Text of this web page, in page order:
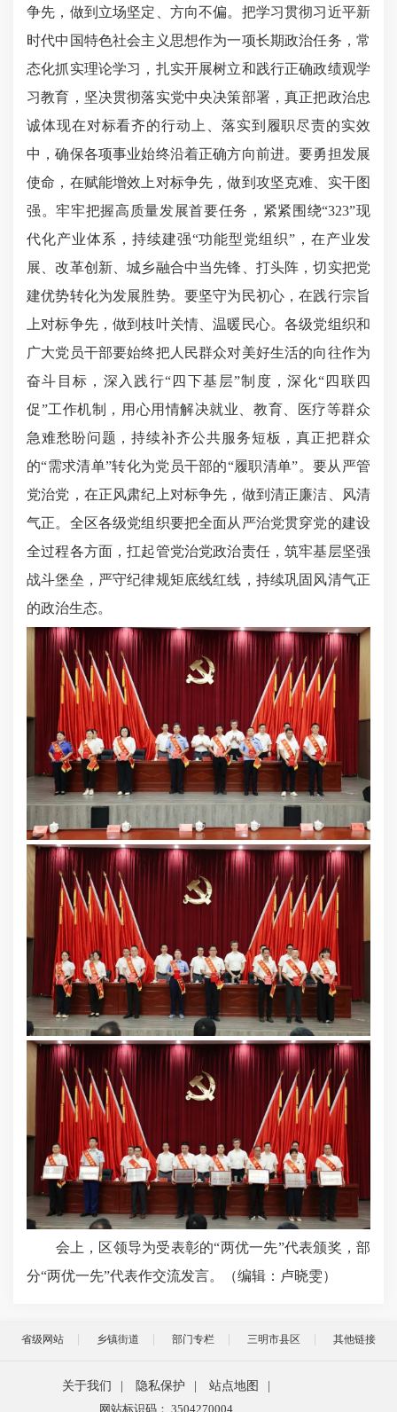
争先，做到立场坚定、方向不偏。把学习贯彻习近平新
时代中国特色社会主义思想作为一项长期政治任务，常
态化抓实理论学习，扎实开展树立和践行正确政绩观学
习教育，坚决贯彻落实党中央决策部署，真正把政治忠
诚体现在对标看齐的行动上、落实到履职尽责的实效
中，确保各项事业始终沿着正确方向前进。要勇担发展
使命，在赋能增效上对标争先，做到攻坚克难、实干图
强。牢牢把握高质量发展首要任务，紧紧围绕“323”现
代化产业体系，持续建强“功能型党组织”，在产业发
展、改革创新、城乡融合中当先锋、打头阵，切实把党
建优势转化为发展胜势。要坚守为民初心，在践行宗旨
上对标争先，做到枝叶关情、温暖民心。各级党组织和
广大党员干部要始终把人民群众对美好生活的向往作为
奋斗目标，深入践行“四下基层”制度，深化“四联四
促”工作机制，用心用情解决就业、教育、医疗等群众
急难愁盼问题，持续补齐公共服务短板，真正把群众
的“需求清单”转化为党员干部的“履职清单”。要从严管
党治党，在正风肃纪上对标争先，做到清正廉洁、风清
气正。全区各级党组织要把全面从严治党贯穿党的建设
全过程各方面，扛起管党治党政治责任，筑牢基层坚强
战斗堡垒，严守纪律规矩底线红线，持续巩固风清气正
的政治生态。
会上，区领导为受表彰的“两优一先”代表颁奖，部
分“两优一先”代表作交流发言。（编辑：卢晓雯）
省级网站 乡镇街道 部门专栏 三明市县区 其他链接
关于我们 隐私保护 站点地图
网站标识码： 3504270004